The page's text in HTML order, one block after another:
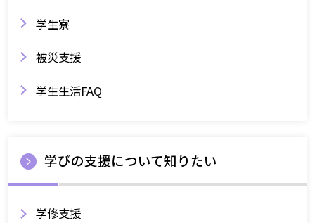
学生寮
被災支援
学生生活FAQ
学びの支援について知りたい
学修支援